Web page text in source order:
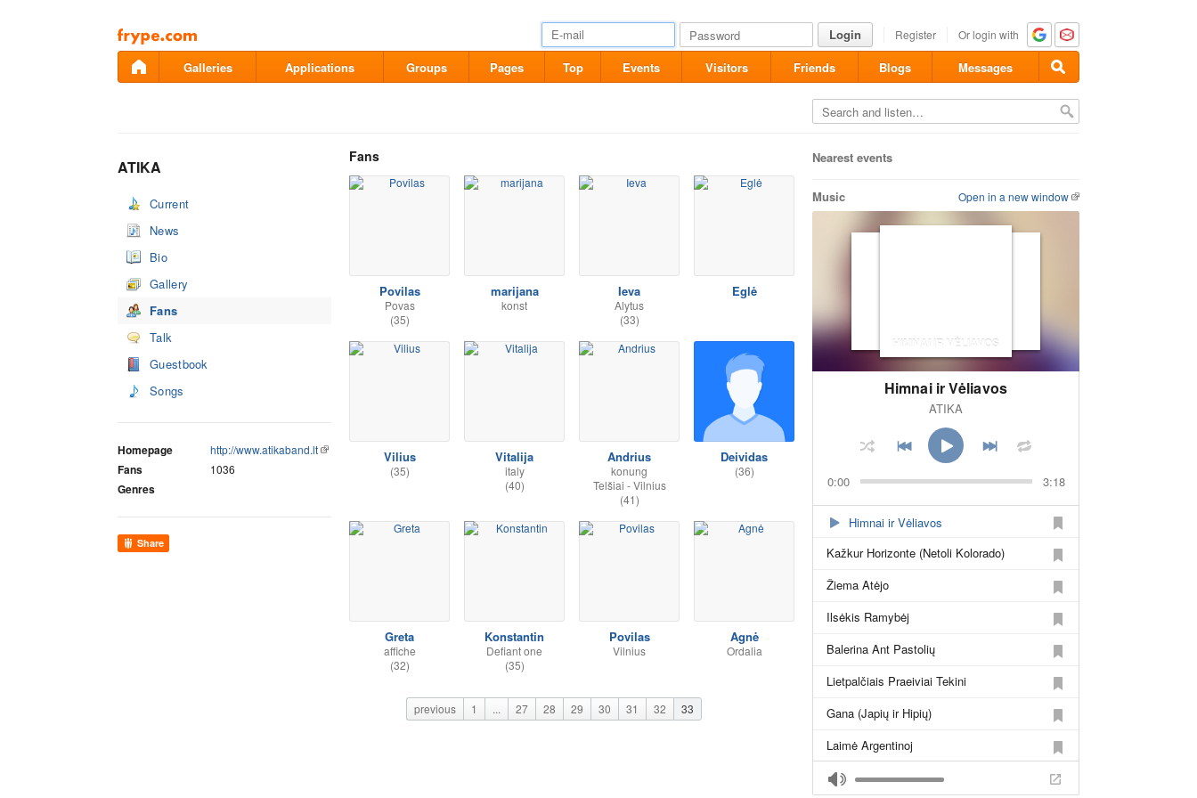
Pāriet
uz
saturu
Login Register Or login with
Galleries Applications Groups Pages Top Events Visitors Friends Blogs Messages
ATIKA
Current
News
Bio
Gallery
Fans
Talk
Guestbook
Songs
Homepage http://www.atikaband.lt
Fans 1036
Genres
Share
Fans
Povilas
Povas
(35)
marijana
konst
Ieva
Alytus
(33)
Eglė
Vilius
(35)
Vitalija
italy
(40)
Andrius
konung
Telšiai - Vilnius
(41)
Deividas
(36)
Greta
affiche
(32)
Konstantin
Defiant one
(35)
Povilas
Vilnius
Agnė
Ordalia
previous 1 ... 27 28 29 30 31 32 33
Nearest events
Open in a new window
Music
HIMNAI IR VĖLIAVOS
Himnai ir Vėliavos
ATIKA
0:00 3:18
Himnai ir Vėliavos
Kažkur Horizonte (Netoli Kolorado)
Žiema Atėjo
Ilsėkis Ramybėj
Balerina Ant Pastolių
Lietpalčiais Praeiviai Tekini
Gana (Japių ir Hipių)
Laimė Argentinoj
Tebūnie, Kas Buvo